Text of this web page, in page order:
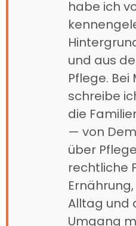
habe ich
und aus
Pflege.
schreibe
die
— von
über
rechtliche
Alltag und
Umgang